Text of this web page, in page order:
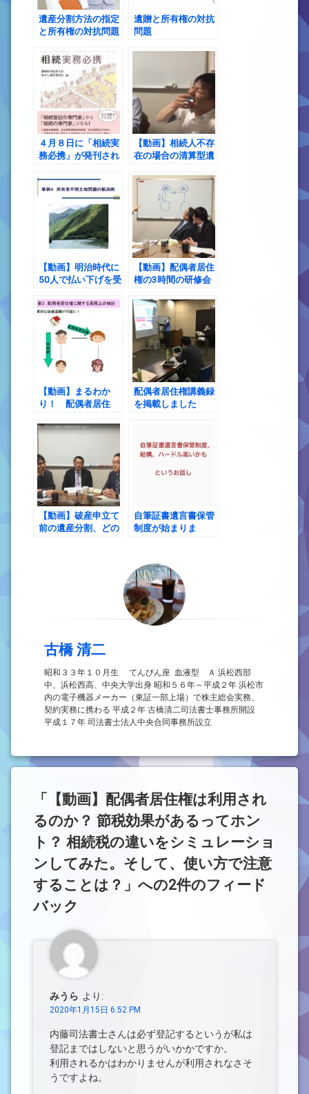
遺産分割方法の指定
と所有権の対抗問題
遺贈と所有権の対抗
問題
４月８日に「相続実
務必携」が発刊され
【動画】相続人不存
在の場合の清算型遺
【動画】明治時代に
50人で払い下げを受
されずそのままに。
調べたら相続人は
1000人。いわゆる
所有者不明土地の典
型例！ 目下、解決に
向けて頑張ってま
【動画】配偶者居住
権の3時間の研修会
【動画】まるわか
り！ 配偶者居住
居住権に関する実務
配偶者居住権講義録
を掲載しました
【動画】破産申立て
前の遺産分割、どの
自筆証書遺言書保管
制度が始まりま
も？
古橋 清二
昭和３３年１０月生 てんびん座 血液型 Ａ 浜松西部
中、浜松西高、中央大学出身 昭和５６年～平成２年 浜松市
内の電子機器メーカー（東証一部上場）で株主総会実務、
契約実務に携わる 平成２年 古橋清二司法書士事務所開設
平成１７年 司法書士法人中央合同事務所設立
「
【動画】配偶者居住権は利用され
るのか？ 節税効果があるってホン
ト？ 相続税の違いをシミュレーショ
ンしてみた。そして、使い方で注意
することは？ 」への2件のフィード
バック
みうら より:
2020年1月15日 6:52 PM
内藤司法書士さんは必ず登記するというが私は
登記まではしないと思うがいかかですか。
利用されるかはわかりませんが利用されなさそ
うですよね。